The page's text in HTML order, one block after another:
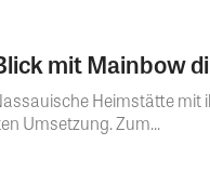
mit Mainbow
Heimstätte
Umsetzung. Zum...